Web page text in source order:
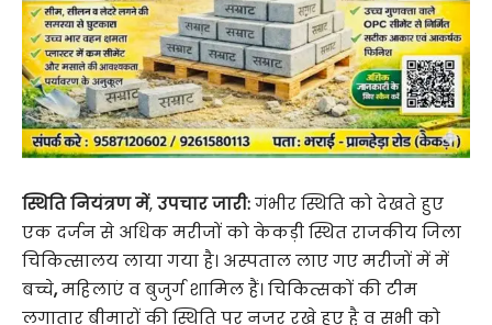
स्थिति नियंत्रण में,उपचार जारी:गंभीर स्थिति को देखते हुए
एक दर्जन से अधिक मरीजों को केकड़ी स्थित राजकीय जिला
चिकित्सालय लाया गया है। अस्पताल लाए गए मरीजों में में
बच्चे,महिलाएं व बुजुर्ग शामिल हैं। चिकित्सकों की टीम
लगातार बीमारों की स्थिति पर नजर रखे हुए है व सभी को